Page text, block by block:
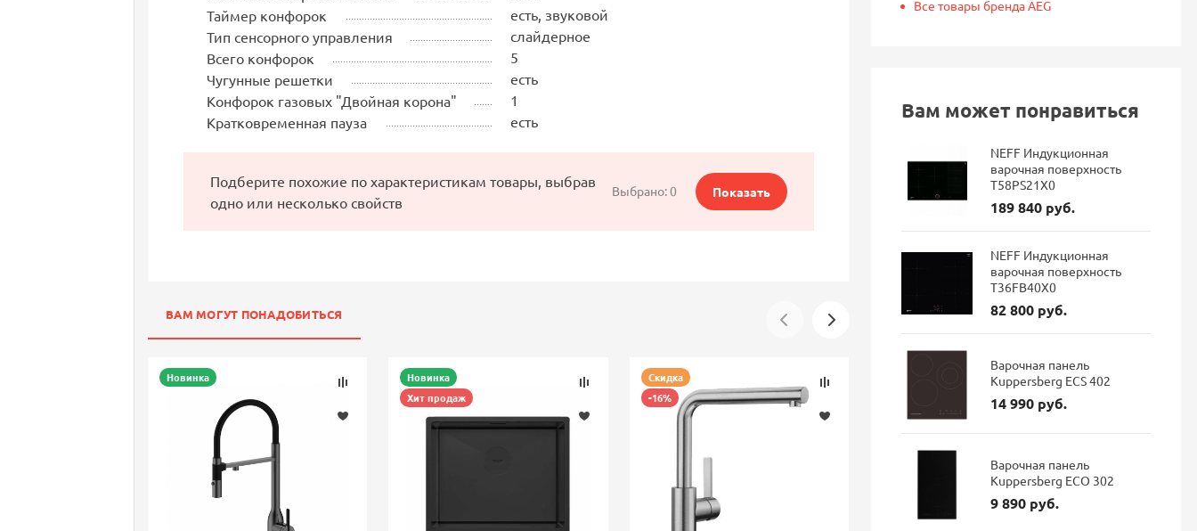
Таймер конфорок
есть, звуковой
Тип сенсорного управления
слайдерное
Всего конфорок
5
Чугунные решетки
есть
Конфорок газовых "Двойная корона"
1
Кратковременная пауза
есть
Подберите похожие по характеристикам товары, выбрав
одно или несколько свойств
Выбрано:0 Показать
ВАМ МОГУТ ПОНАДОБИТЬСЯ
Новинка
Новинка
Хит продаж
Скидка
-16%
Все товары бренда AEG
Вам может понравиться
NEFF Индукционная
варочная поверхность
T58PS21X0
189 840 руб.
NEFF Индукционная
варочная поверхность
T36FB40X0
82 800 руб.
Варочная панель
Kuppersberg ECS 402
14 990 руб.
Варочная панель
Kuppersberg ECO 302
9 890 руб.